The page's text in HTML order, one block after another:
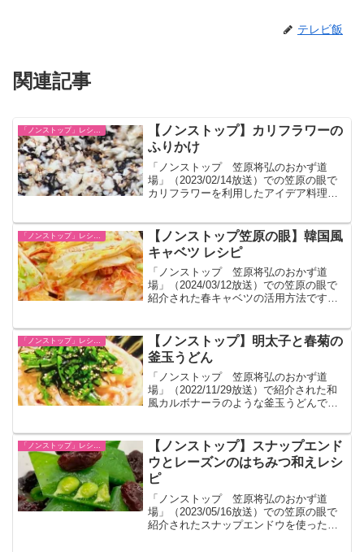
テレビ飯
関連記事
「ノンストップ」レシピ一覧
【ノンストップ】カリフラワーの
ふりかけ
「ノンストップ 笠原将弘のおかず道
場」（2023/02/14放送）での笠原の眼で
カリフラワーを利用したアイデア料理が
【ノンストップ笠原の眼】韓国風
キャベツ レシピ
「ノンストップ 笠原将弘のおかず道
場」（2024/03/12放送）での笠原の眼で
紹介された春キャベツの活用方法です。
【ノンストップ】明太子と春菊の
釜玉うどん
「ノンストップ 笠原将弘のおかず道
場」（2022/11/29放送）で紹介された和
風カルボナーラのような釜玉うどんで
「ノンストップ」レシピ一覧
【ノンストップ】スナップエンド
ウとレーズンのはちみつ和えレシ
ピ
「ノンストップ 笠原将弘のおかず道
場」（2023/05/16放送）での笠原の眼で
紹介されたスナップエンドウを使った甘